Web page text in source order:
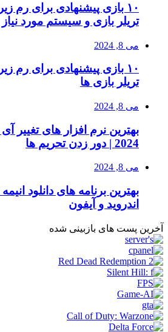
تریلر بازی و سیستم مورد نیاز
می 8, 2024
تریلر بازی ها
می 8, 2024
بهترین نرم افزار های تغییر
2024 | دور زدن تحریم ها
می 8, 2024
اندروید و آیفون
آخرین پست های بازبینی شده